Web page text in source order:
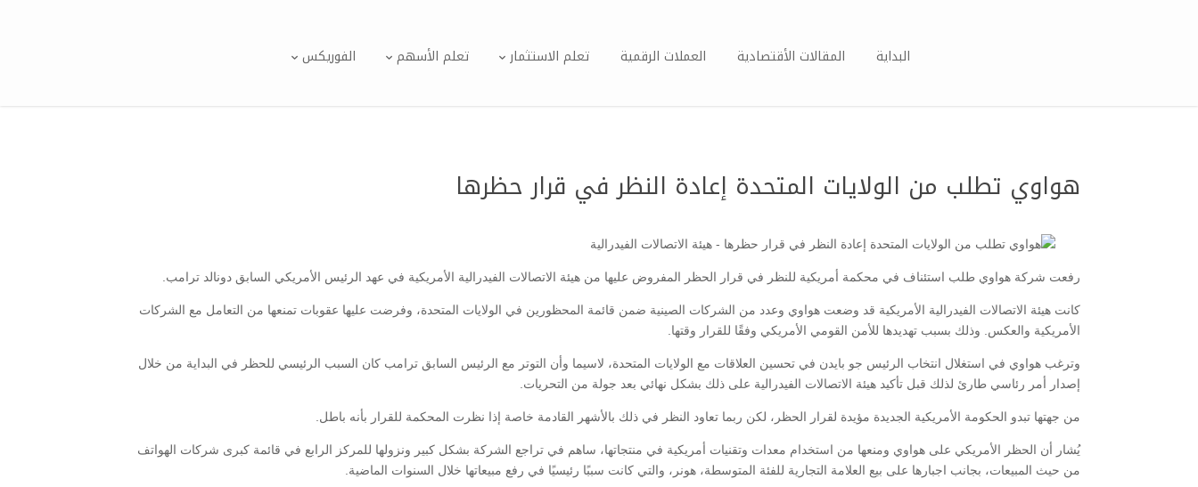
البداية المقالات الأقتصادية العملات الرقمية تعلم الاستثمار تعلم الأسهم الفوريكس
هواوي تطلب من الولايات المتحدة إعادة النظر في قرار حظرها
رفعت شركة هواوي طلب استئناف في محكمة أمريكية للنظر في قرار الحظر المفروض عليها من هيئة الاتصالات الفيدرالية الأمريكية في عهد الرئيس الأمريكي السابق دونالد ترامب.
كانت هيئة الاتصالات الفيدرالية الأمريكية قد وضعت هواوي وعدد من الشركات الصينية ضمن قائمة المحظورين في الولايات المتحدة، وفرضت عليها عقوبات تمنعها من التعامل مع الشركات
الأمريكية والعكس. وذلك بسبب تهديدها للأمن القومي الأمريكي وفقًا للقرار وقتها.
وترغب هواوي في استغلال انتخاب الرئيس جو بايدن في تحسين العلاقات مع الولايات المتحدة، لاسيما وأن التوتر مع الرئيس السابق ترامب كان السبب الرئيسي للحظر في البداية من خلال
إصدار أمر رئاسي طارئ لذلك قبل تأكيد هيئة الاتصالات الفيدرالية على ذلك بشكل نهائي بعد جولة من التحريات.
من جهتها تبدو الحكومة الأمريكية الجديدة مؤيدة لقرار الحظر، لكن ربما تعاود النظر في ذلك بالأشهر القادمة خاصة إذا نظرت المحكمة للقرار بأنه باطل.
يُشار أن الحظر الأمريكي على هواوي ومنعها من استخدام معدات وتقنيات أمريكية في منتجاتها، ساهم في تراجع الشركة بشكل كبير ونزولها للمركز الرابع في قائمة كبرى شركات الهواتف
من حيث المبيعات، بجانب اجبارها على بيع العلامة التجارية للفئة المتوسطة، هونر، والتي كانت سببًا رئيسيًا في رفع مبيعاتها خلال السنوات الماضية.